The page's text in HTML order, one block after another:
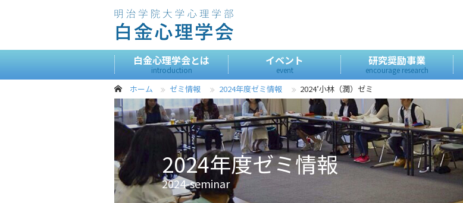
白金心理学会とは
introduction
イベント
event
研究奨励事業
encourage research
ホーム ゼミ情報 2024年度ゼミ情報 2024’小林（潤）ゼミ
2024年度ゼミ情報
2024-seminar